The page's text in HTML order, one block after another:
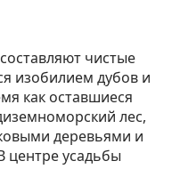
чистые
изобилием дубов и
как оставшиеся
лес,
деревьями и
центре усадьбы